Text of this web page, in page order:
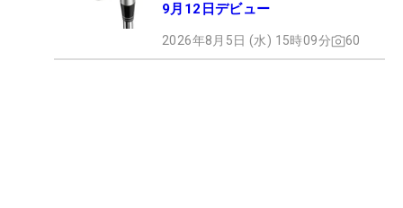
9月12日デビュー
2026年8月5日 (水) 15時09分 60